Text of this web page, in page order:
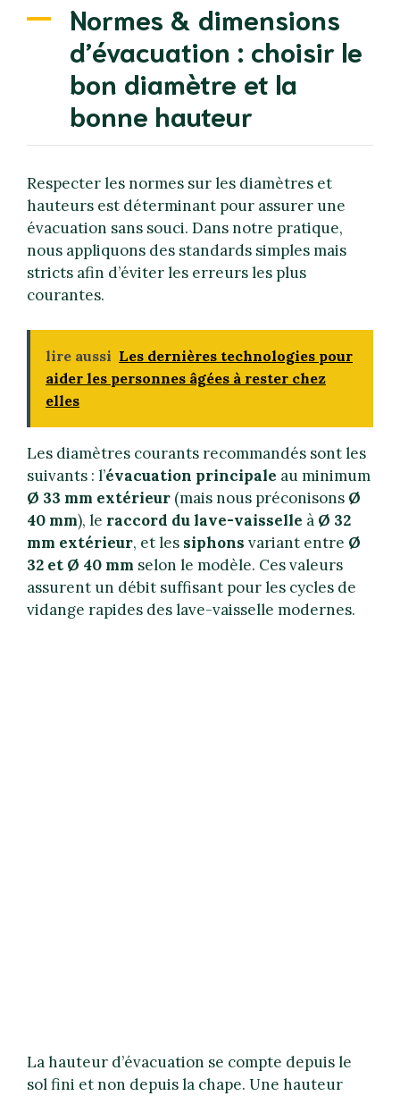
Normes & dimensions
d’évacuation : choisir le
bon diamètre et la
bonne hauteur
Respecter les normes sur les diamètres et
hauteurs est déterminant pour assurer une
évacuation sans souci. Dans notre pratique,
nous appliquons des standards simples mais
stricts afin d’éviter les erreurs les plus
courantes.
lire aussi Les dernières technologies pour
aider les personnes âgées à rester chez
elles
Les diamètres courants recommandés sont les
suivants : l’évacuation principale au minimum
Ø 33 mm extérieur (mais nous préconisons Ø
40 mm), le raccord du lave-vaisselle à Ø 32
mm extérieur, et les siphons variant entre Ø
32 et Ø 40 mm selon le modèle. Ces valeurs
assurent un débit suffisant pour les cycles de
vidange rapides des lave-vaisselle modernes.
La hauteur d’évacuation se compte depuis le
sol fini et non depuis la chape. Une hauteur